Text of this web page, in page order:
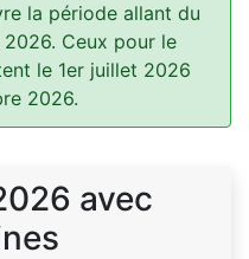
la période allant du
Ceux pour le
le 1er juillet 2026
2026.
avec